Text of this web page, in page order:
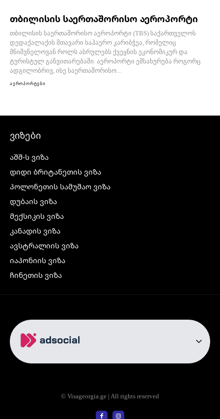
თბილისის საერთაშორისო აეროპორტი
თბილისის საერთაშორისო აეროპორტი (TBS) საქართველოს
დედაქალაქის მთავარი საჰაერო კარიბჭეა, რომელიც
მნიშვნელოვან როლს ასრულებს ქვეყნის ეკონომიკურ და
ტურისტულ განვითარებაში. აეროპორტი ემსახურება როგორც
ადგილობრივ, ისე საერთაშორისო...
აეროპორტები
ვიზები
აშშ-ს ვიზა
დიდი ბრიტანეთის ვიზა
პოლონეთის სამუშაო ვიზა
დუბაის ვიზა
მექსიკის ვიზა
კანადის ვიზა
ავსტრალიის ვიზა
იაპონიის ვიზა
ჩინეთის ვიზა
ჩრდილოეთ ირლანდიის ვიზა
რუსეთის ვიზა
ავიაბილეთები
თბილისი ბაქო
© Visageorgia.ge | All rights reserved